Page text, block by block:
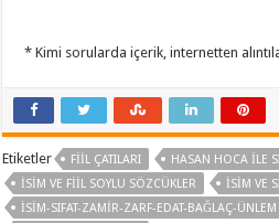
* Kimi sorularda içerik, internetten
Etiketler FIIL ÇATILARI
HASAN HOCA ILE
İSIM VE FIIL SOYLU SÖZCÜKLER
İSIM VE
ISIM-SIFAT-ZAMIR-ZARF-EDAT-BAĞLAÇ-ÜNLEM